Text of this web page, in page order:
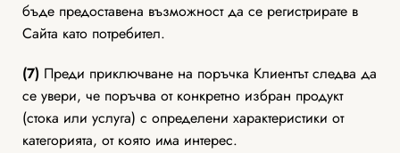
бъде предоставена възможност да се регистрирате в
Сайта като потребител.
(7) Преди приключване на поръчка Клиентът следва да
се увери, че поръчва от конкретно избран продукт
(стока или услуга) с определени характеристики от
категорията, от която има интерес.